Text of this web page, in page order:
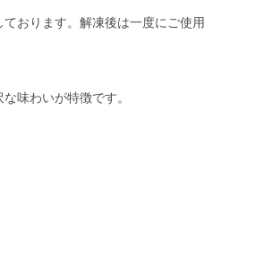
おります。解凍後は一度にご使用
味わいが特徴です。